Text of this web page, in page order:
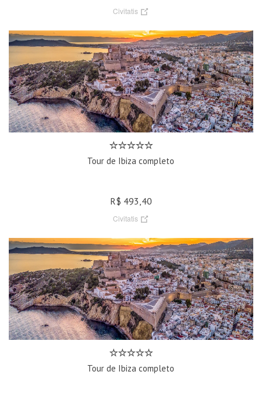
Civitatis
Tour de Ibiza completo
R$ 493,40
Civitatis
Tour de Ibiza completo